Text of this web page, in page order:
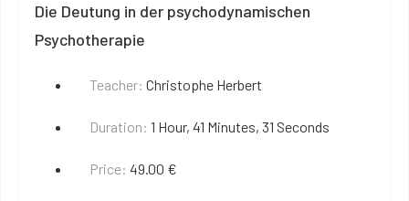
Die Deutung in der psychodynamischen
Psychotherapie
Teacher: Christophe Herbert
Duration: 1 Hour, 41 Minutes, 31 Seconds
Price: 49.00 €